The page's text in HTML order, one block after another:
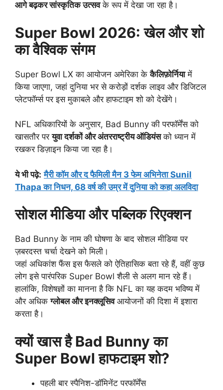
आगे बढ़कर सांस्कृतिक उत्सवके रूप में देखा जा रहा है।
Super Bowl 2026: खेल और शो
का वैश्विक संगम
Super Bowl LX का आयोजन अमेरिका केकैलिफ़ोर्नियामें
किया जाएगा, जहां दुनिया भर से करोड़ों दर्शक लाइव और डिजिटल
प्लेटफॉर्म्स पर इस मुकाबले और हाफटाइम शो को देखेंगे।
NFL अधिकारियों के अनुसार, Bad Bunny की परफॉर्मेंस को
खासतौर परयुवा दर्शकों और अंतरराष्ट्रीय ऑडियंसको ध्यान में
रखकर डिज़ाइन किया जा रहा है।
ये भी पढ़े: मैरी कॉम और द फैमिली मैन 3 फेम अभिनेता Sunil
Thapa का निधन, 68 वर्ष की उम्र में दुनिया को कहा अलविदा
सोशल मीडिया और पब्लिक रिएक्शन
Bad Bunny के नाम की घोषणा के बाद सोशल मीडिया पर
ज़बरदस्त चर्चा देखने को मिली।
जहां अधिकांश फैंस इस फैसले को ऐतिहासिक बता रहे हैं, वहीं कुछ
लोग इसे पारंपरिक Super Bowl शैली से अलग मान रहे हैं।
हालांकि, विशेषज्ञों का मानना है कि NFL का यह कदम भविष्य में
और अधिकग्लोबल और इनक्लूसिवआयोजनों की दिशा में इशारा
करता है।
क्यों खास है Bad Bunny का
Super Bowl हाफटाइम शो?
पहली बार स्पैनिश-डॉमिनेंट परफॉर्मेंस